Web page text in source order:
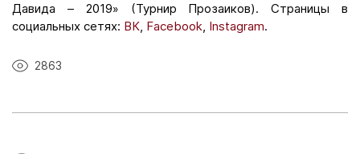
Давида – 2019» (Турнир Прозаиков). Страницы в
социальных сетях: ВК, Facebook, Instagram.
2863